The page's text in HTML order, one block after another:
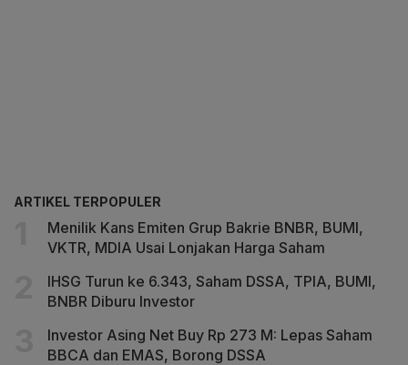
ARTIKEL TERPOPULER
Menilik Kans Emiten Grup Bakrie BNBR, BUMI,
VKTR, MDIA Usai Lonjakan Harga Saham
IHSG Turun ke 6.343, Saham DSSA, TPIA, BUMI,
BNBR Diburu Investor
Investor Asing Net Buy Rp 273 M: Lepas Saham
BBCA dan EMAS, Borong DSSA